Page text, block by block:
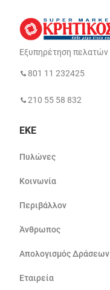
Εξυπηρέτηση πελατών
801 11 232425
210 55 58 832
ΕΚΕ
Πυλώνες
Κοινωνία
Περιβάλλον
Άνθρωπος
Απολογισμός Δράσεων
Εταιρεία